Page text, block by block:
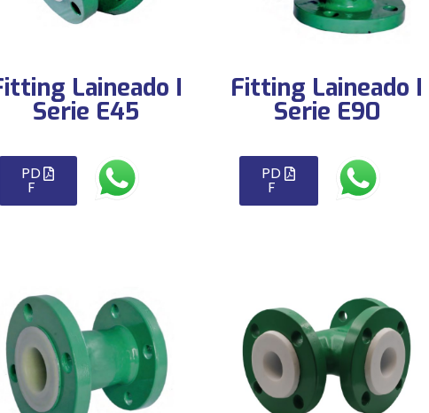
Laineado I
Serie E45
PD
F
Fitting Laineado I
Serie E90
PD
F